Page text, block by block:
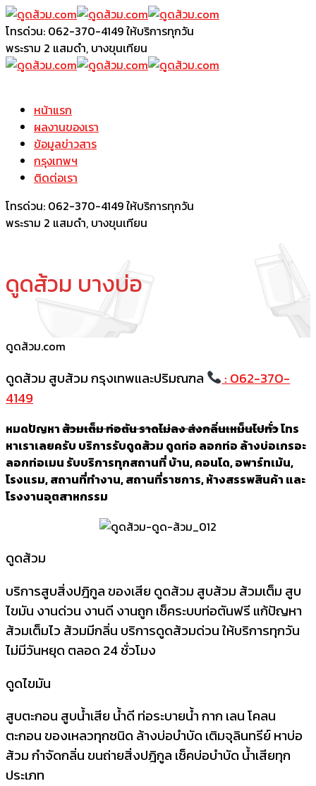
โทรด่วน: 062-370-4149ให้บริการทุกวัน
พระราม 2 แสมดำ, บางขุนเทียน
หน้าแรก
ผลงานของเรา
ข้อมูลข่าวสาร
กรุงเทพฯ
ติดต่อเรา
โทรด่วน: 062-370-4149ให้บริการทุกวัน
พระราม 2 แสมดำ, บางขุนเทียน
ดูดส้วม บางบ่อ
ดูดส้วม.com
ดูดส้วม สูบส้วม กรุงเทพและปริมณฑล
: 062-370-
4149
หมดปัญหาส้วมเต็ม ท่อตัน ราดไม่ลง ส่งกลิ่นเหม็นไปทั่วโทร
หาเราเลยครับ บริการรับดูดส้วม ดูดท่อ ลอกท่อ ล้างบ่อเกรอะ
ลอกท่อเมน รับบริการทุกสถานที่ บ้าน, คอนโด, อพาร์ทเม้น,
โรงแรม, สถานที่ทำงาน, สถานที่ราชการ, ห้างสรรพสินค้า และ
โรงงานอุตสาหกรรม
ดูดส้วม
บริการสูบสิ่งปฎิกูล ของเสีย ดูดส้วม สูบส้วม ส้วมเต็ม สูบ
ไขมัน งานด่วน งานดี งานถูก เช็คระบบท่อตันฟรี แก้ปัญหา
ส้วมเต็มไว ส้วมมีกลิ่น บริการดูดส้วมด่วน ให้บริการทุกวัน
ไม่มีวันหยุด ตลอด 24 ชั่วโมง
ดูดไขมัน
สูบตะกอน สูบน้ำเสีย น้ำดี ท่อระบายน้ำ กาก เลน โคลน
ตะกอน ของเหลวทุกชนิด ล้างบ่อบำบัด เติมจุลินทรีย์ หาบ่อ
ส้วม กำจัดกลิ่น ขนถ่ายสิ่งปฎิกูล เช็คบ่อบำบัด น้ำเสียทุก
ประเภท